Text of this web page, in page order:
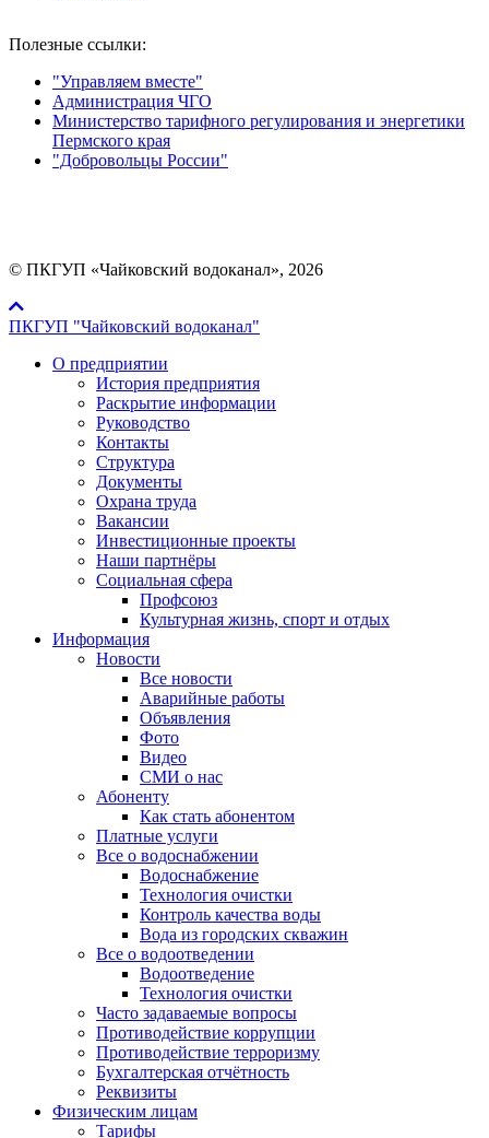
Полезные ссылки:
"Управляем вместе"
Администрация ЧГО
Министерство тарифного регулирования и энергетики
Пермского края
"Добровольцы России"
© ПКГУП «Чайковский водоканал», 2026
ПКГУП "Чайковский водоканал"
О предприятии
История предприятия
Раскрытие информации
Руководство
Контакты
Структура
Документы
Охрана труда
Вакансии
Инвестиционные проекты
Наши партнёры
Социальная сфера
Профсоюз
Культурная жизнь, спорт и отдых
Информация
Новости
Все новости
Аварийные работы
Объявления
Фото
Видео
СМИ о нас
Абоненту
Как стать абонентом
Платные услуги
Все о водоснабжении
Водоснабжение
Технология очистки
Контроль качества воды
Вода из городских скважин
Все о водоотведении
Водоотведение
Технология очистки
Часто задаваемые вопросы
Противодействие коррупции
Противодействие терроризму
Бухгалтерская отчётность
Реквизиты
Физическим лицам
Тарифы